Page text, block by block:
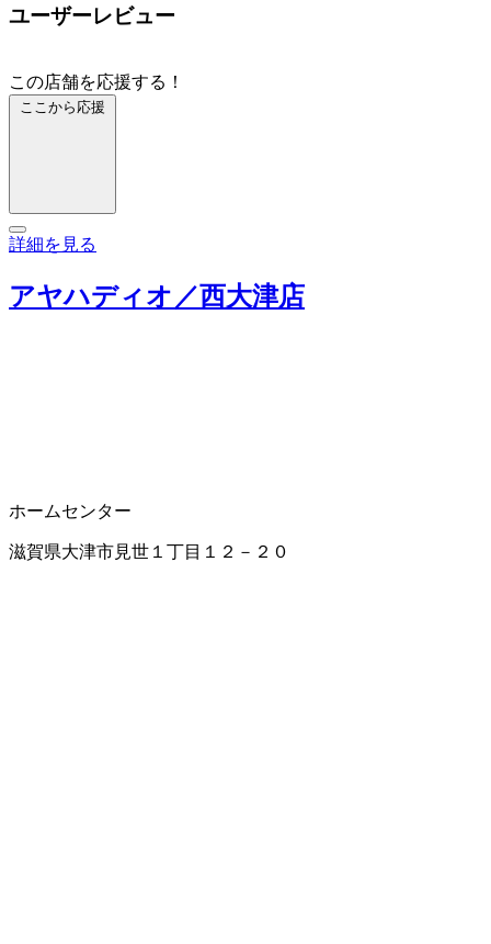
ユーザーレビュー
この店舗を応援する！
ここから応援
詳細を見る
アヤハディオ／西大津店
ホームセンター
滋賀県大津市見世１丁目１２－２０